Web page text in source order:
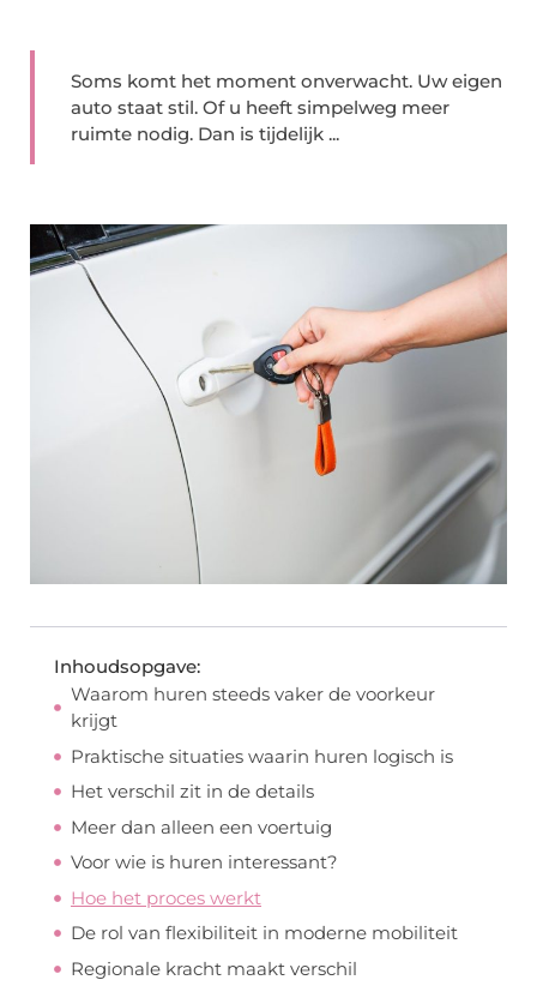
Soms komt het moment onverwacht. Uw eigen
auto staat stil. Of u heeft simpelweg meer
ruimte nodig. Dan is tijdelijk ...
Inhoudsopgave:
Waarom huren steeds vaker de voorkeur
krijgt
Praktische situaties waarin huren logisch is
Het verschil zit in de details
Meer dan alleen een voertuig
Voor wie is huren interessant?
Hoe het proces werkt
De rol van flexibiliteit in moderne mobiliteit
Regionale kracht maakt verschil